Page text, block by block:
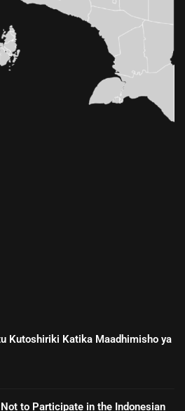
Kutoshiriki Katika Maadhimisho ya
to Participate in the Indonesian